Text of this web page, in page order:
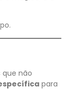
que não
para